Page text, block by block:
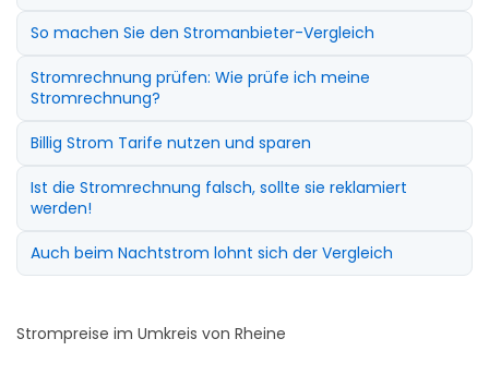
So machen Sie den Stromanbieter-Vergleich
Stromrechnung prüfen: Wie prüfe ich meine
Stromrechnung?
Billig Strom Tarife nutzen und sparen
Ist die Stromrechnung falsch, sollte sie reklamiert
werden!
Auch beim Nachtstrom lohnt sich der Vergleich
Strompreise im Umkreis von Rheine